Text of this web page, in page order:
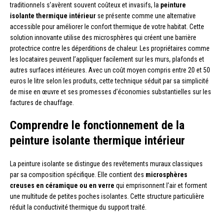
traditionnels s’avèrent souvent coûteux et invasifs, la peinture
isolante thermique intérieur se présente comme une alternative
accessible pour améliorer le confort thermique de votre habitat. Cette
solution innovante utilise des microsphères qui créent une barrière
protectrice contre les déperditions de chaleur. Les propriétaires comme
les locataires peuvent l’appliquer facilement sur les murs, plafonds et
autres surfaces intérieures. Avec un coût moyen compris entre 20 et 50
euros le litre selon les produits, cette technique séduit par sa simplicité
de mise en œuvre et ses promesses d’économies substantielles sur les
factures de chauffage.
Comprendre le fonctionnement de la
peinture isolante thermique intérieur
La peinture isolante se distingue des revêtements muraux classiques
par sa composition spécifique. Elle contient des microsphères
creuses en céramique ou en verre qui emprisonnent l’air et forment
une multitude de petites poches isolantes. Cette structure particulière
réduit la conductivité thermique du support traité.